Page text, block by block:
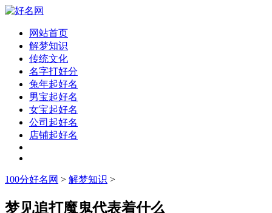
网站首页
解梦知识
传统文化
名字打好分
兔年起好名
男宝起好名
女宝起好名
公司起好名
店铺起好名
100分好名网 > 解梦知识 >
梦见追打魔鬼代表着什么